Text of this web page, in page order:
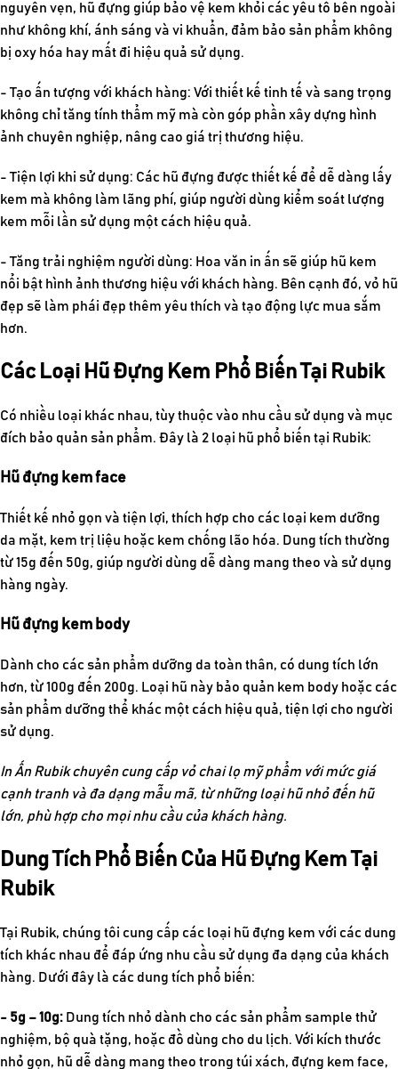
nguyên vẹn, hũ đựng giúp bảo vệ kem khỏi các yếu tố bên ngoài
như không khí, ánh sáng và vi khuẩn, đảm bảo sản phẩm không
bị oxy hóa hay mất đi hiệu quả sử dụng.
- Tạo ấn tượng với khách hàng: Với thiết kế tinh tế và sang trọng
không chỉ tăng tính thẩm mỹ mà còn góp phần xây dựng hình
ảnh chuyên nghiệp, nâng cao giá trị thương hiệu.
- Tiện lợi khi sử dụng: Các hũ đựng được thiết kế để dễ dàng lấy
kem mà không làm lãng phí, giúp người dùng kiểm soát lượng
kem mỗi lần sử dụng một cách hiệu quả.
- Tăng trải nghiệm người dùng: Hoa văn in ấn sẽ giúp hũ kem
nổi bật hình ảnh thương hiệu với khách hàng. Bên cạnh đó, vỏ hũ
đẹp sẽ làm phái đẹp thêm yêu thích và tạo động lực mua sắm
hơn.
Các Loại Hũ Đựng Kem Phổ Biến Tại Rubik
Có nhiều loại khác nhau, tùy thuộc vào nhu cầu sử dụng và mục
đích bảo quản sản phẩm. Đây là 2 loại hũ phổ biến tại Rubik:
Hũ đựng kem face
Thiết kế nhỏ gọn và tiện lợi, thích hợp cho các loại kem dưỡng
da mặt, kem trị liệu hoặc kem chống lão hóa. Dung tích thường
từ 15g đến 50g, giúp người dùng dễ dàng mang theo và sử dụng
hàng ngày.
Hũ đựng kem body
Dành cho các sản phẩm dưỡng da toàn thân, có dung tích lớn
hơn, từ 100g đến 200g. Loại hũ này bảo quản kem body hoặc các
sản phẩm dưỡng thể khác một cách hiệu quả, tiện lợi cho người
sử dụng.
In Ấn Rubik chuyên cung cấp vỏ chai lọ mỹ phẩm với mức giá
cạnh tranh và đa dạng mẫu mã, từ những loại hũ nhỏ đến hũ
lớn, phù hợp cho mọi nhu cầu của khách hàng.
Dung Tích Phổ Biến Của Hũ Đựng Kem Tại
Rubik
Tại Rubik, chúng tôi cung cấp các loại hũ đựng kem với các dung
tích khác nhau để đáp ứng nhu cầu sử dụng đa dạng của khách
hàng. Dưới đây là các dung tích phổ biến:
- 5g – 10g: Dung tích nhỏ dành cho các sản phẩm sample thử
nghiệm, bộ quà tặng, hoặc đồ dùng cho du lịch. Với kích thước
nhỏ gọn, hũ dễ dàng mang theo trong túi xách, đựng kem face,